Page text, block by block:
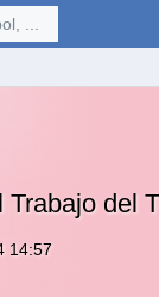
...
del
14:57